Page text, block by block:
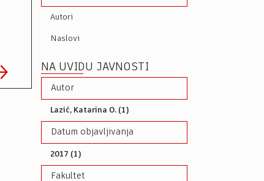
Autori
Naslovi
NA UVIDU JAVNOSTI
Autor
Lazić, Katarina O. (1)
Datum objavljivanja
2017 (1)
Fakultet